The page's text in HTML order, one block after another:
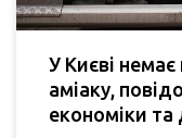
У Києві немає
аміаку,
економіки та